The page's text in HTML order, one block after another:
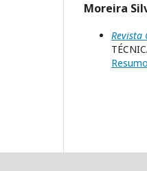
Moreira
Revista
Resumo